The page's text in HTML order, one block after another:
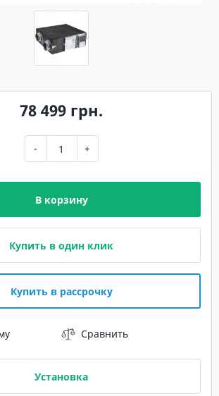
78 499 грн.
- +
В корзину
Купить в один клик
Купить в рассрочку
Сравнить
Установка